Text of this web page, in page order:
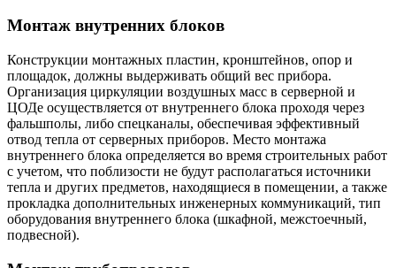
Монтаж внутренних блоков
Конструкции монтажных пластин, кронштейнов, опор и
площадок, должны выдерживать общий вес прибора.
Организация циркуляции воздушных масс в серверной и
ЦОДе осуществляется от внутреннего блока проходя через
фальшполы, либо спецканалы, обеспечивая эффективный
отвод тепла от серверных приборов. Место монтажа
внутреннего блока определяется во время строительных работ
с учетом, что поблизости не будут располагаться источники
тепла и других предметов, находящиеся в помещении, а также
прокладка дополнительных инженерных коммуникаций, тип
оборудования внутреннего блока (шкафной, межстоечный,
подвесной).